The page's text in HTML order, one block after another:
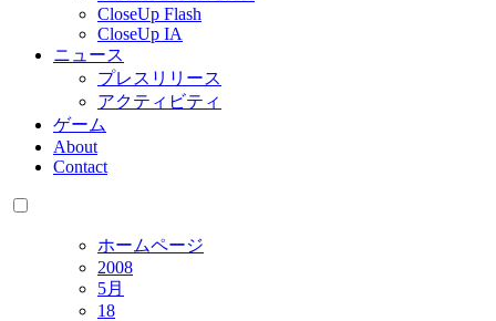
CloseUp Flash
CloseUp IA
ニュース
プレスリリース
アクティビティ
ゲーム
About
Contact
ホームページ
2008
5月
18